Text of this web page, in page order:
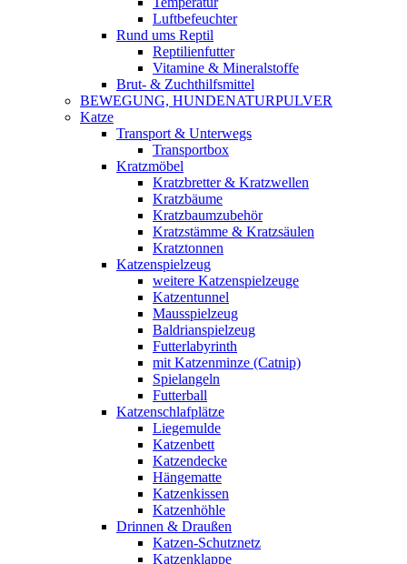
Luftbefeuchter
Rund ums Reptil
Reptilienfutter
Vitamine & Mineralstoffe
Brut- & Zuchthilfsmittel
BEWEGUNG, HUNDENATURPULVER
Katze
Transport & Unterwegs
Transportbox
Kratzmöbel
Kratzbretter & Kratzwellen
Kratzbäume
Kratzbaumzubehör
Kratzstämme & Kratzsäulen
Kratztonnen
Katzenspielzeug
weitere Katzenspielzeuge
Katzentunnel
Mausspielzeug
Baldrianspielzeug
Futterlabyrinth
mit Katzenminze (Catnip)
Spielangeln
Futterball
Katzenschlafplätze
Liegemulde
Katzenbett
Katzendecke
Hängematte
Katzenkissen
Katzenhöhle
Drinnen & Draußen
Katzen-Schutznetz
Katzenklappe